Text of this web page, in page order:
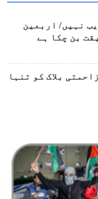
نہیں/ اربعین
بن چکا ہے
بلاک کو تنہا